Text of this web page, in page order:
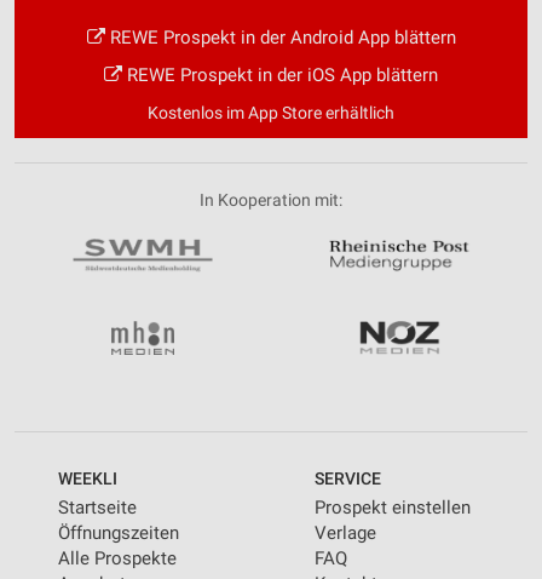
REWE Prospekt in der Android App blättern
REWE Prospekt in der iOS App blättern
Kostenlos im App Store erhältlich
In Kooperation mit:
WEEKLI
Startseite
Öffnungszeiten
Alle Prospekte
SERVICE
Prospekt einstellen
Verlage
FAQ